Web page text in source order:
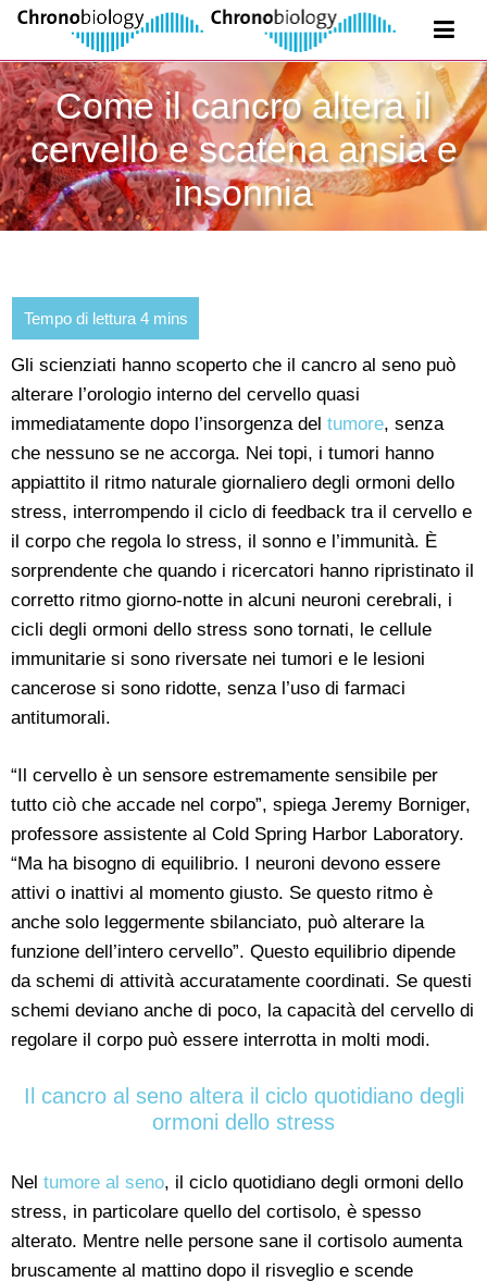
Come il cancro altera il
cervello e scatena ansia e
insonnia
Gli scienziati hanno scoperto che il cancro al seno può
alterare l’orologio interno del cervello quasi
immediatamente dopo l’insorgenza del tumore, senza
che nessuno se ne accorga. Nei topi, i tumori hanno
appiattito il ritmo naturale giornaliero degli ormoni dello
stress, interrompendo il ciclo di feedback tra il cervello e
il corpo che regola lo stress, il sonno e l’immunità. È
sorprendente che quando i ricercatori hanno ripristinato il
corretto ritmo giorno-notte in alcuni neuroni cerebrali, i
cicli degli ormoni dello stress sono tornati, le cellule
immunitarie si sono riversate nei tumori e le lesioni
cancerose si sono ridotte, senza l’uso di farmaci
antitumorali.
“Il cervello è un sensore estremamente sensibile per
tutto ciò che accade nel corpo”, spiega Jeremy Borniger,
professore assistente al Cold Spring Harbor Laboratory.
“Ma ha bisogno di equilibrio. I neuroni devono essere
attivi o inattivi al momento giusto. Se questo ritmo è
anche solo leggermente sbilanciato, può alterare la
funzione dell’intero cervello”. Questo equilibrio dipende
da schemi di attività accuratamente coordinati. Se questi
schemi deviano anche di poco, la capacità del cervello di
regolare il corpo può essere interrotta in molti modi.
Il cancro al seno altera il ciclo quotidiano degli
ormoni dello stress
Nel tumore al seno, il ciclo quotidiano degli ormoni dello
stress, in particolare quello del cortisolo, è spesso
alterato. Mentre nelle persone sane il cortisolo aumenta
bruscamente al mattino dopo il risveglio e scende